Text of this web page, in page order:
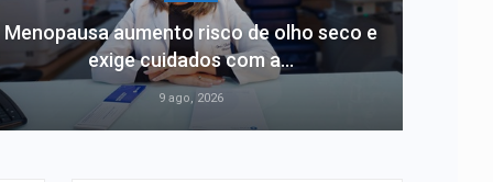
Menopausa aumento risco de olho seco e
exige cuidados com a…
9 ago, 2026